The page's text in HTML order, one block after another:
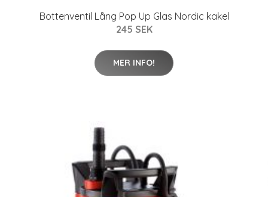
Bottenventil Lång Pop Up Glas Nordic kakel
245 SEK
MER INFO!